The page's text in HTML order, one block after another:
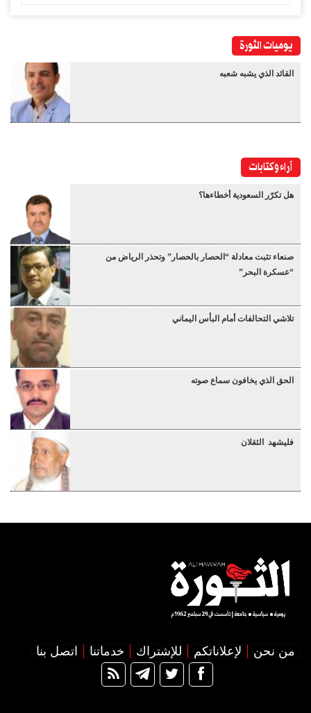
يوميات الثورة
القائد الذي يشبه شعبه
آراء وكتابات
هل تكرّر السعودية أخطاءها؟
صنعاء تثبت معادلة “الحصار بالحصار” وتحذر الرياض من
“عسكرة البحر”
تلاشي التحالفات أمام البأس اليماني
الحق الذي يخافون سماع صوته
فليشهد الثقلان
من نحن لإعلاناتكم للإشتراك خدماتنا اتصل بنا